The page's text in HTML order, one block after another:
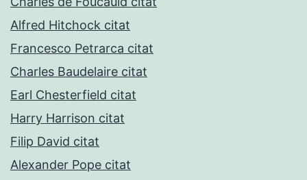
Alfred Hitchock citat
Francesco Petrarca citat
Charles Baudelaire citat
Earl Chesterfield citat
Harry Harrison citat
Filip David citat
Alexander Pope citat